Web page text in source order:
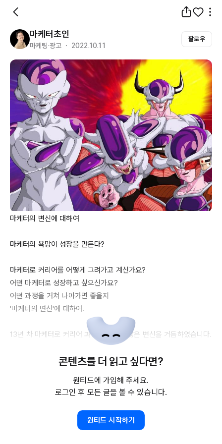
마케터초인
마케팅·광고 ・ 2022.10.11
팔로우
마케터의 변신에 대하여
마케터의 욕망이 성장을 만든다?
마케터로 커리어를 어떻게 그려가고 계신가요?
어떤 마케터로 성장하고 싶으신가요?
어떤 과정을 거쳐 나아가면 좋을지
'마케터의 변신'에 대하여.
13년 차 마케터로 커리어 과정을 거치며 많은 변신을 거듭하였습니다.
그 과정에서 알게 된 커리어 인사이트를 담아봅니다.
1. 직무의 변신 : 인사에서 마케팅으로
2. 역할의 변신 : 콘텐츠 마케터에서 APP
마케터로
3. 업종의 변신 : 대기업에서 외국계로
4. 산업의 변신 : 미디어 콘텐츠에서 캐릭터
IP로
콘텐츠를 더 읽고 싶다면?
원티드에 가입해 주세요.
로그인 후 모든 글을 볼 수 있습니다.
원티드 시작하기